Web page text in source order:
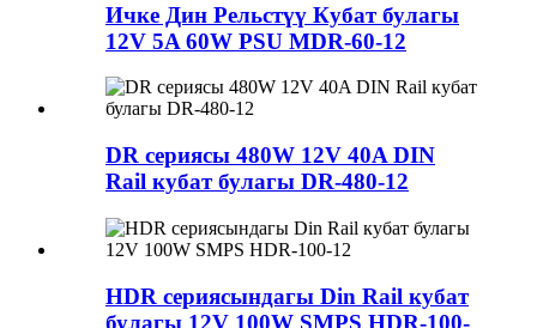
Ичке Дин Рельстүү Кубат булагы
12V 5A 60W PSU MDR-60-12
DR сериясы 480W 12V 40A DIN
Rail кубат булагы DR-480-12
HDR сериясындагы Din Rail кубат
булагы 12V 100W SMPS HDR-100-